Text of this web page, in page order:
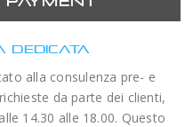
DEDICATA
alla consulenza pre- e
da parte dei clienti,
14.30 alle 18.00. Questo